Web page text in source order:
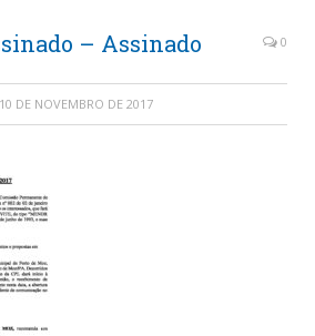
– Assinado 0
10 DE NOVEMBRO DE 2017